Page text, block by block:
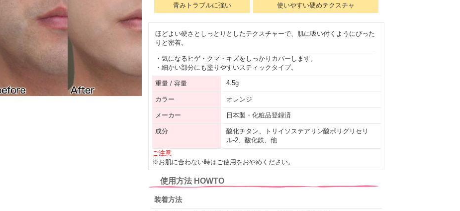
青みトラブルに強い 使いやすい硬めテクスチャ
ほどよい硬さとしっとりとしたテクスチャーで、肌に吸い付くようにぴった
りと密着。
・気になるヒゲ・クマ・キズをしっかりカバーします。
・細かい部分にも塗りやすいスティックタイプ。
重量 / 容量 4.5g
カラー オレンジ
メーカー 日本製・化粧品登録済
成分
酸化チタン、トリイソステアリン酸ポリグリセリ
ル-2、酸化鉄、他
ご注意
※お肌に合わない時はご使用をおやめください。
使用方法 HOWTO
装着方法